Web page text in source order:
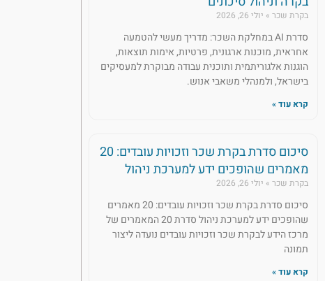
בקרת שכר יולי 26, 2026
סדרת AI במחלקת השכר: מדריך מעשי להטמעה
אחראית, מוכנות ארגונית, פרטיות, אימות תוצאות,
הוגנות אלגוריתמית ותוכנית עבודה מבוקרת למעסיקים
בישראל, ולמנהלי משאבי אנוש.
קרא עוד »
סיכום סדרת בקרת שכר וזכויות עובדים: 20
מאמרים שהופכים ידע למערכת ניהול
בקרת שכר יולי 26, 2026
סיכום סדרת בקרת שכר וזכויות עובדים: 20 מאמרים
שהופכים ידע למערכת ניהול סדרת 20 המאמרים של
מרכז הידע לבקרת שכר וזכויות עובדים נועדה ליצור
תמונה
קרא עוד »